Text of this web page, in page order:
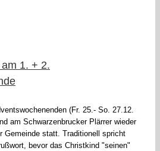
1. + 2.
(Fr. 25.- So. 27.12.
am Schwarzenbrucker Plärrer wieder
Gemeinde statt. Traditionell spricht
bevor das Christkind "seinen"